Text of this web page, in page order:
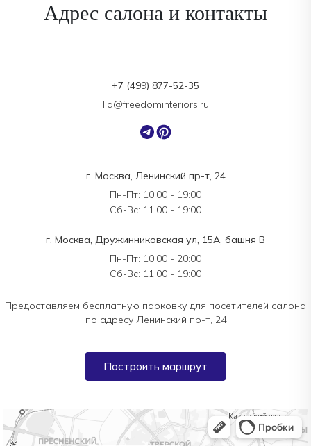
Адрес салона и контакты
г. Москва, Ленинский пр-т, 24
Пн-Пт: 10:00 - 19:00
Сб-Вс: 11:00 - 19:00
г. Москва, Дружинниковская ул, 15А, башня В
Пн-Пт: 10:00 - 20:00
Сб-Вс: 11:00 - 19:00
Предоставляем бесплатную парковку для посетителей салона
по адресу Ленинский пр-т, 24
Построить маршрут
+7 (499) 877-52-35
lid@freedominteriors.ru